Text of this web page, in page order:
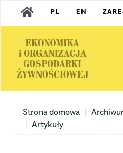
Main
Navigation
Content
Sidebar
PL EN
Strona domowa
Artykuły